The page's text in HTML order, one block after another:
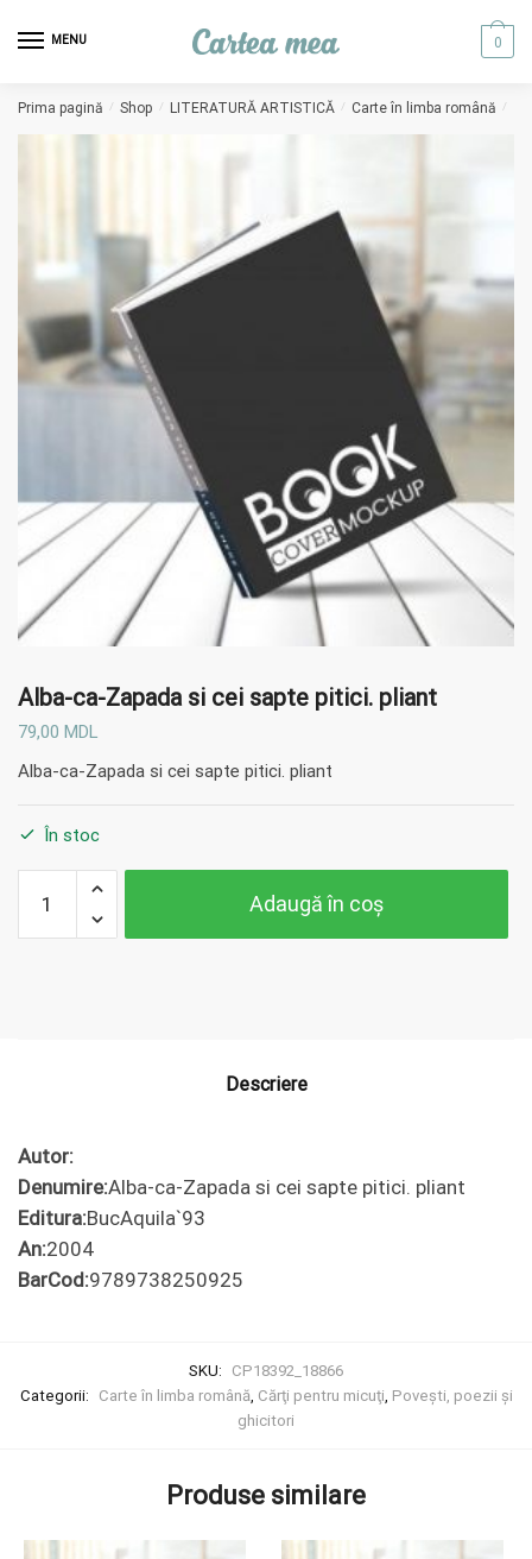
MENU 0
Prima pagină / Shop / LITERATURĂ ARTISTICĂ / Carte în limba română /
Alba-ca-Zapada si cei sapte pitici. pliant
79,00 MDL
Alba-ca-Zapada si cei sapte pitici. pliant
În stoc
Alba-ca-
Zapada
Adaugă în coș
Descriere
Autor:
Denumire:Alba-ca-Zapada si cei sapte pitici. pliant
Editura:BucAquila`93
An:2004
BarCod:9789738250925
SKU:
CP18392_18866
Categorii:
Carte în limba română Cărţi pentru micuţi Poveşti, poezii şi
ghicitori
Produse similare